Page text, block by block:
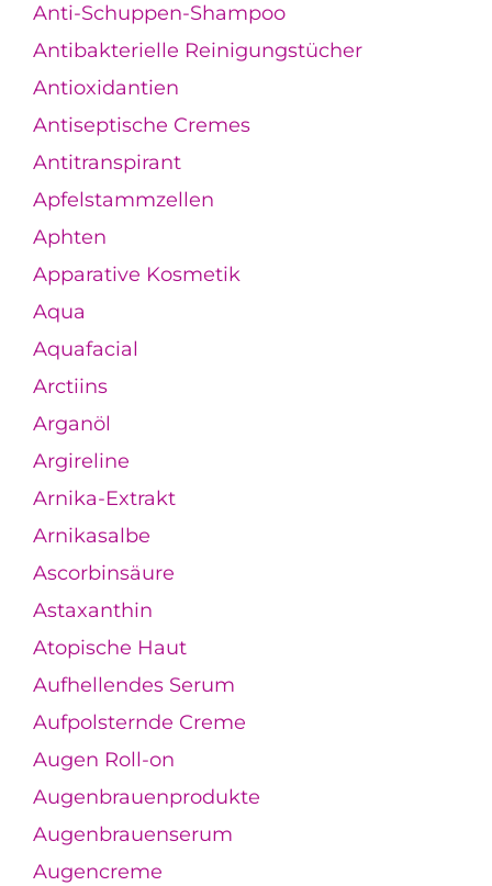
Anti-Schuppen-Shampoo
Antibakterielle Reinigungstücher
Antioxidantien
Antiseptische Cremes
Antitranspirant
Apfelstammzellen
Aphten
Apparative Kosmetik
Aqua
Aquafacial
Arctiins
Arganöl
Argireline
Arnika-Extrakt
Arnikasalbe
Ascorbinsäure
Astaxanthin
Atopische Haut
Aufhellendes Serum
Aufpolsternde Creme
Augen Roll-on
Augenbrauenprodukte
Augenbrauenserum
Augencreme